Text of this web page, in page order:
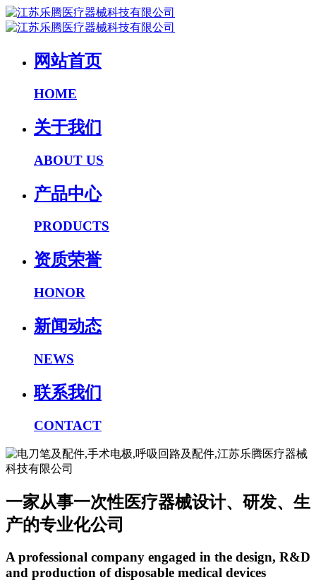
网站首页
HOME
关于我们
ABOUT US
产品中心
PRODUCTS
资质荣誉
HONOR
新闻动态
NEWS
联系我们
CONTACT
一家从事一次性医疗器械设计、研发、生
产的专业化公司
A professional company engaged in the design, R&D
and production of disposable medical devices